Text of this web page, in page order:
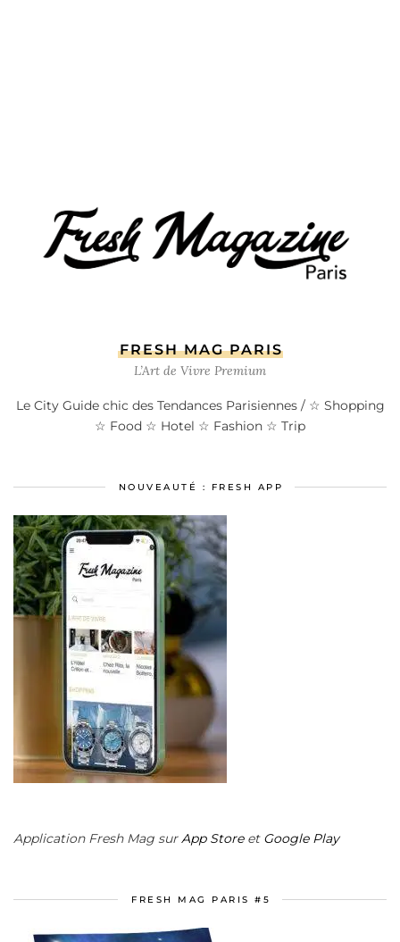
FRESH MAG PARIS
L’Art de Vivre Premium
Le City Guide chic des Tendances Parisiennes / ☆ Shopping
☆ Food ☆ Hotel ☆ Fashion ☆ Trip
NOUVEAUTÉ : FRESH APP
Application Fresh Mag sur App Storeet Google Play
FRESH MAG PARIS #5